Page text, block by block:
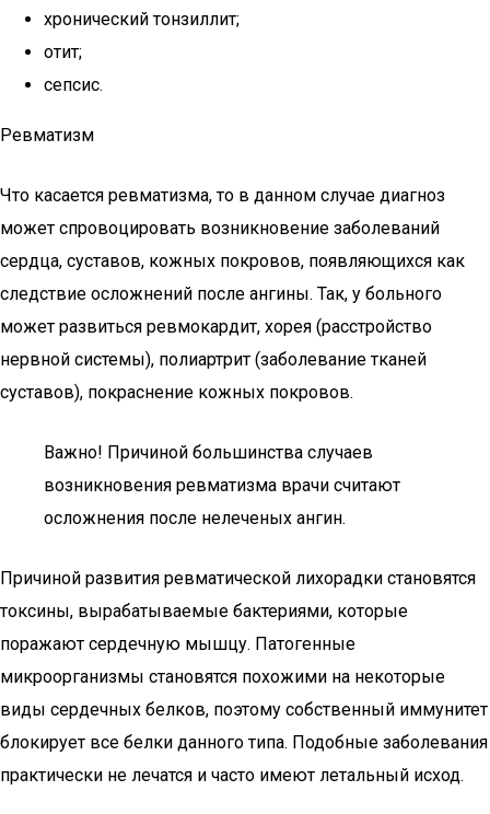
хронический тонзиллит;
отит;
сепсис.
Ревматизм
Что касается ревматизма, то в данном случае диагноз
может спровоцировать возникновение заболеваний
сердца, суставов, кожных покровов, появляющихся как
следствие осложнений после ангины. Так, у больного
может развиться ревмокардит, хорея (расстройство
нервной системы), полиартрит (заболевание тканей
суставов), покраснение кожных покровов.
Важно! Причиной большинства случаев
возникновения ревматизма врачи считают
осложнения после нелеченых ангин.
Причиной развития ревматической лихорадки становятся
токсины, вырабатываемые бактериями, которые
поражают сердечную мышцу. Патогенные
микроорганизмы становятся похожими на некоторые
виды сердечных белков, поэтому собственный иммунитет
блокирует все белки данного типа. Подобные заболевания
практически не лечатся и часто имеют летальный исход.